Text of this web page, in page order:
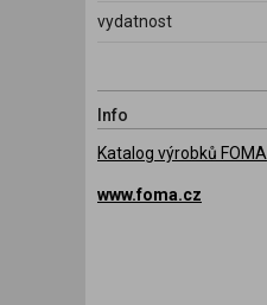
vydatnost
Info
Katalog výrobků FOMA
www.foma.cz